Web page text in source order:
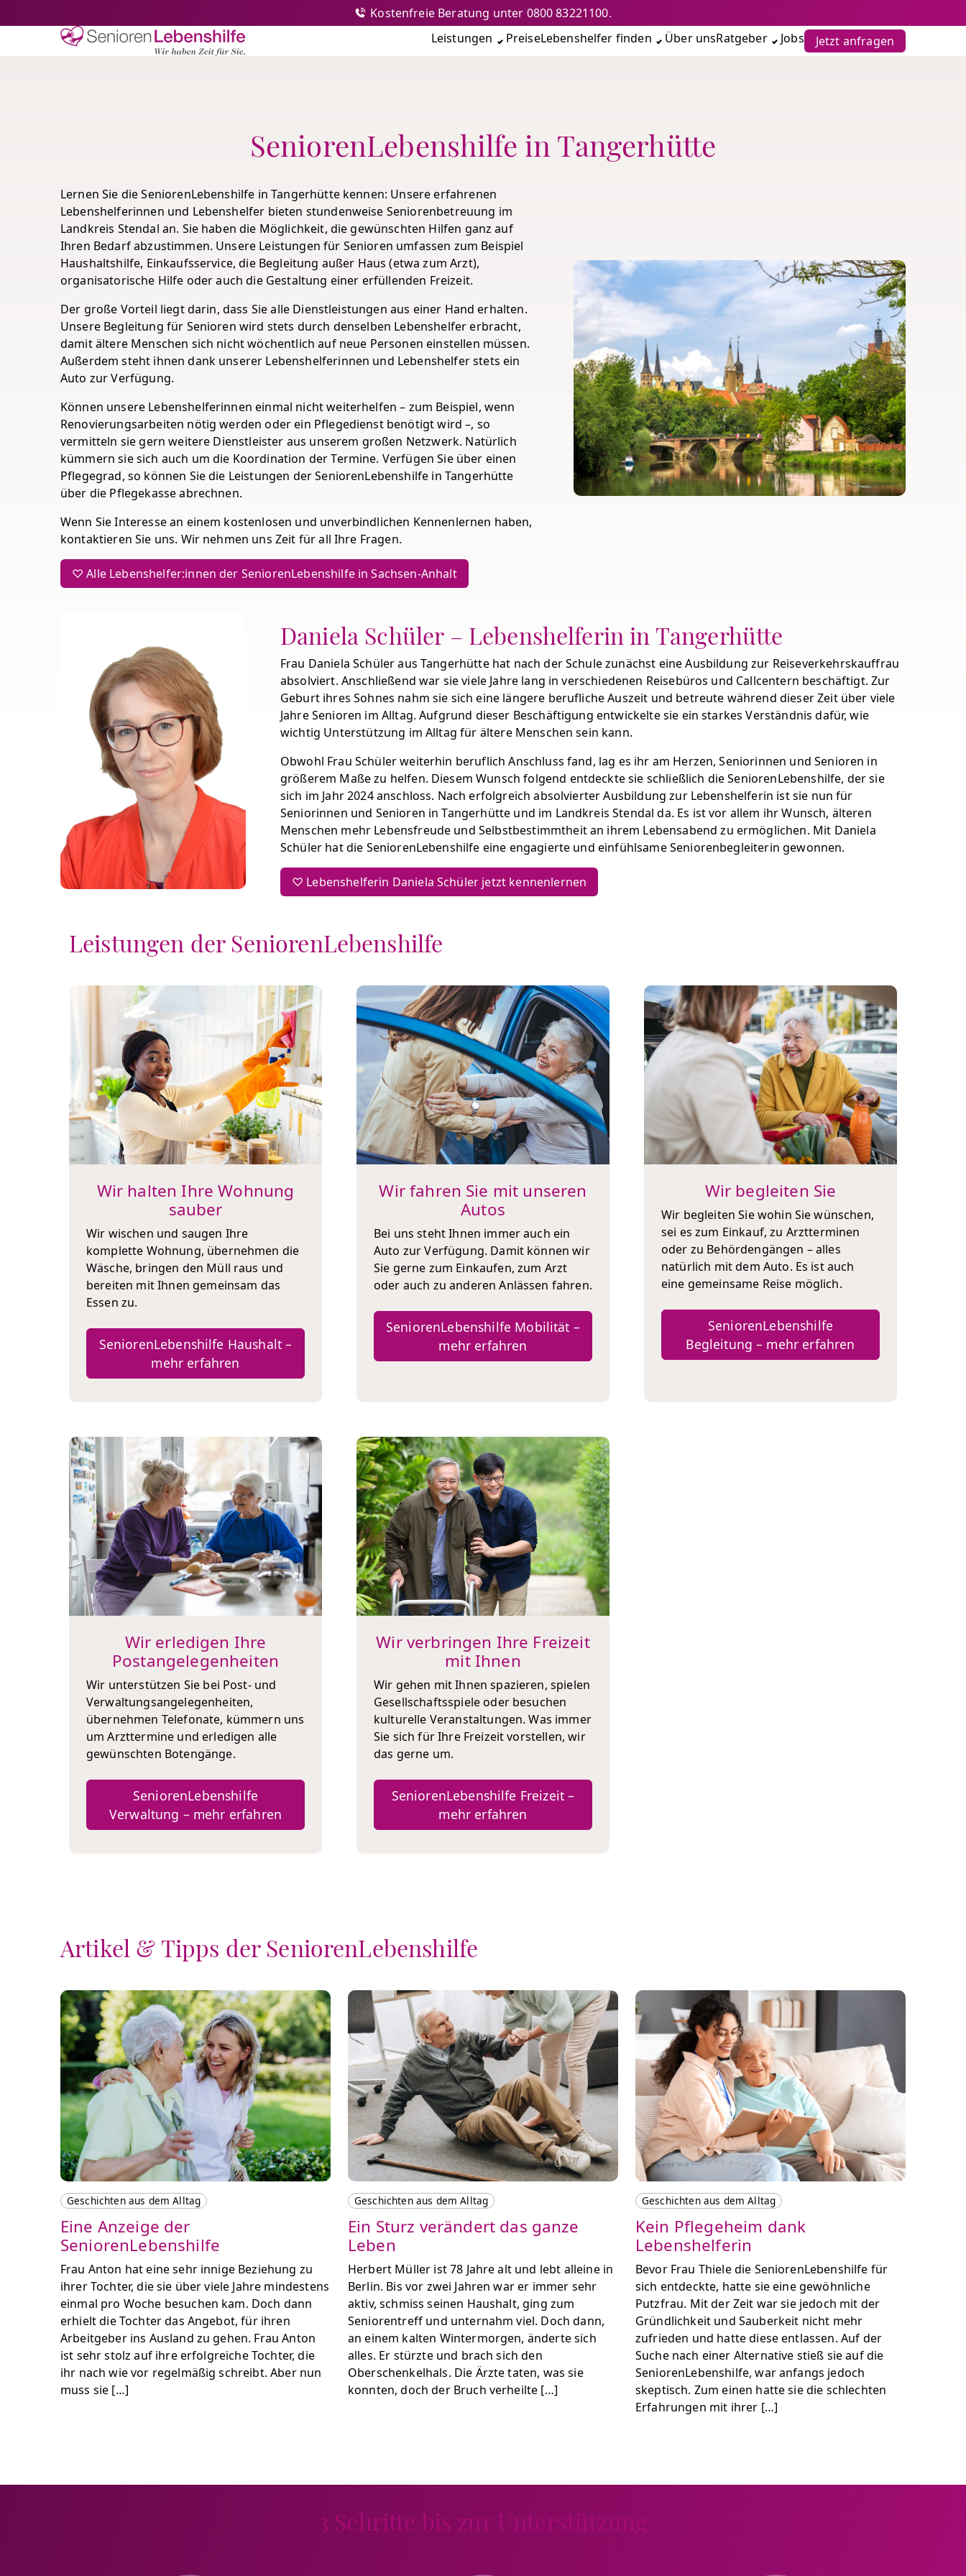
Senioren-Lebenshilfe Leistungen PreiseLebenshelfer finden Über unsRatgeber Jobs Jetzt anfragen
Kostenfreie Beratung unter 0800 83221100.
SeniorenLebenshilfe in Tangerhütte
Lernen Sie die SeniorenLebenshilfe in Tangerhütte kennen: Unsere erfahrenen
Lebenshelferinnen und Lebenshelfer bieten stundenweise Seniorenbetreuung im
Landkreis Stendal an. Sie haben die Möglichkeit, die gewünschten Hilfen ganz auf
Ihren Bedarf abzustimmen. Unsere Leistungen für Senioren umfassen zum Beispiel
Haushaltshilfe, Einkaufsservice, die Begleitung außer Haus (etwa zum Arzt),
organisatorische Hilfe oder auch die Gestaltung einer erfüllenden Freizeit.
Der große Vorteil liegt darin, dass Sie alle Dienstleistungen aus einer Hand erhalten.
Unsere Begleitung für Senioren wird stets durch denselben Lebenshelfer erbracht,
damit ältere Menschen sich nicht wöchentlich auf neue Personen einstellen müssen.
Außerdem steht ihnen dank unserer Lebenshelferinnen und Lebenshelfer stets ein
Auto zur Verfügung.
Können unsere Lebenshelferinnen einmal nicht weiterhelfen – zum Beispiel, wenn
Renovierungsarbeiten nötig werden oder ein Pflegedienst benötigt wird –, so
vermitteln sie gern weitere Dienstleister aus unserem großen Netzwerk. Natürlich
kümmern sie sich auch um die Koordination der Termine. Verfügen Sie über einen
Pflegegrad, so können Sie die Leistungen der SeniorenLebenshilfe in Tangerhütte
über die Pflegekasse abrechnen.
Wenn Sie Interesse an einem kostenlosen und unverbindlichen Kennenlernen haben,
kontaktieren Sie uns. Wir nehmen uns Zeit für all Ihre Fragen.
♡ Alle Lebenshelfer:innen der SeniorenLebenshilfe in Sachsen-Anhalt
Daniela Schüler – Lebenshelferin in Tangerhütte
Frau Daniela Schüler aus Tangerhütte hat nach der Schule zunächst eine Ausbildung zur Reiseverkehrskauffrau
absolviert. Anschließend war sie viele Jahre lang in verschiedenen Reisebüros und Callcentern beschäftigt. Zur
Geburt ihres Sohnes nahm sie sich eine längere berufliche Auszeit und betreute während dieser Zeit über viele
Jahre Senioren im Alltag. Aufgrund dieser Beschäftigung entwickelte sie ein starkes Verständnis dafür, wie
wichtig Unterstützung im Alltag für ältere Menschen sein kann.
Obwohl Frau Schüler weiterhin beruflich Anschluss fand, lag es ihr am Herzen, Seniorinnen und Senioren in
größerem Maße zu helfen. Diesem Wunsch folgend entdeckte sie schließlich die SeniorenLebenshilfe, der sie
sich im Jahr 2024 anschloss. Nach erfolgreich absolvierter Ausbildung zur Lebenshelferin ist sie nun für
Seniorinnen und Senioren in Tangerhütte und im Landkreis Stendal da. Es ist vor allem ihr Wunsch, älteren
Menschen mehr Lebensfreude und Selbstbestimmtheit an ihrem Lebensabend zu ermöglichen. Mit Daniela
Schüler hat die SeniorenLebenshilfe eine engagierte und einfühlsame Seniorenbegleiterin gewonnen.
♡ Lebenshelferin Daniela Schüler jetzt kennenlernen
Leistungen der SeniorenLebenshilfe
Wir halten Ihre Wohnung
sauber
Wir wischen und saugen Ihre
komplette Wohnung, übernehmen die
Wäsche, bringen den Müll raus und
bereiten mit Ihnen gemeinsam das
Essen zu.
SeniorenLebenshilfe Haushalt –
mehr erfahren
Wir fahren Sie mit unseren
Autos
Bei uns steht Ihnen immer auch ein
Auto zur Verfügung. Damit können wir
Sie gerne zum Einkaufen, zum Arzt
oder auch zu anderen Anlässen fahren.
SeniorenLebenshilfe Mobilität –
mehr erfahren
Wir begleiten Sie
Wir begleiten Sie wohin Sie wünschen,
sei es zum Einkauf, zu Arztterminen
oder zu Behördengängen – alles
natürlich mit dem Auto. Es ist auch
eine gemeinsame Reise möglich.
SeniorenLebenshilfe
Begleitung – mehr erfahren
Wir erledigen Ihre
Postangelegenheiten
Wir unterstützen Sie bei Post- und
Verwaltungsangelegenheiten,
übernehmen Telefonate, kümmern uns
um Arzttermine und erledigen alle
gewünschten Botengänge.
SeniorenLebenshilfe
Verwaltung – mehr erfahren
Wir verbringen Ihre Freizeit
mit Ihnen
Wir gehen mit Ihnen spazieren, spielen
Gesellschaftsspiele oder besuchen
kulturelle Veranstaltungen. Was immer
Sie sich für Ihre Freizeit vorstellen, wir
das gerne um.
SeniorenLebenshilfe Freizeit –
mehr erfahren
Artikel & Tipps der SeniorenLebenshilfe
Geschichten aus dem Alltag
Eine Anzeige der
SeniorenLebenshilfe
Frau Anton hat eine sehr innige Beziehung zu
ihrer Tochter, die sie über viele Jahre mindestens
einmal pro Woche besuchen kam. Doch dann
erhielt die Tochter das Angebot, für ihren
Arbeitgeber ins Ausland zu gehen. Frau Anton
ist sehr stolz auf ihre erfolgreiche Tochter, die
ihr nach wie vor regelmäßig schreibt. Aber nun
muss sie […]
Geschichten aus dem Alltag
Ein Sturz verändert das ganze
Leben
Herbert Müller ist 78 Jahre alt und lebt alleine in
Berlin. Bis vor zwei Jahren war er immer sehr
aktiv, schmiss seinen Haushalt, ging zum
Seniorentreff und unternahm viel. Doch dann,
an einem kalten Wintermorgen, änderte sich
alles. Er stürzte und brach sich den
Oberschenkelhals. Die Ärzte taten, was sie
konnten, doch der Bruch verheilte […]
Geschichten aus dem Alltag
Kein Pflegeheim dank
Lebenshelferin
Bevor Frau Thiele die SeniorenLebenshilfe für
sich entdeckte, hatte sie eine gewöhnliche
Putzfrau. Mit der Zeit war sie jedoch mit der
Gründlichkeit und Sauberkeit nicht mehr
zufrieden und hatte diese entlassen. Auf der
Suche nach einer Alternative stieß sie auf die
SeniorenLebenshilfe, war anfangs jedoch
skeptisch. Zum einen hatte sie die schlechten
Erfahrungen mit ihrer […]
3 Schritte bis zur Unterstützung